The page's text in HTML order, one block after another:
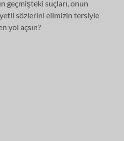
geçmişteki suçları, onun
sözlerini elimizin tersiyle
yol açsın?